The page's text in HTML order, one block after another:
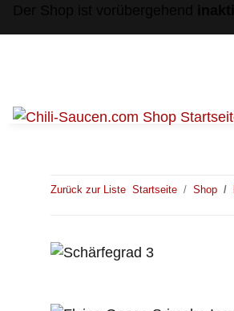
Zurück zur Liste Startseite Shop